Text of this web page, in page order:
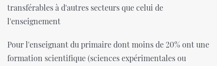
transférables à d'autres secteurs que celui de
l'enseignement
Pour l'enseignant du primaire dont moins de 20% ont une
formation scientifique (sciences expérimentales ou